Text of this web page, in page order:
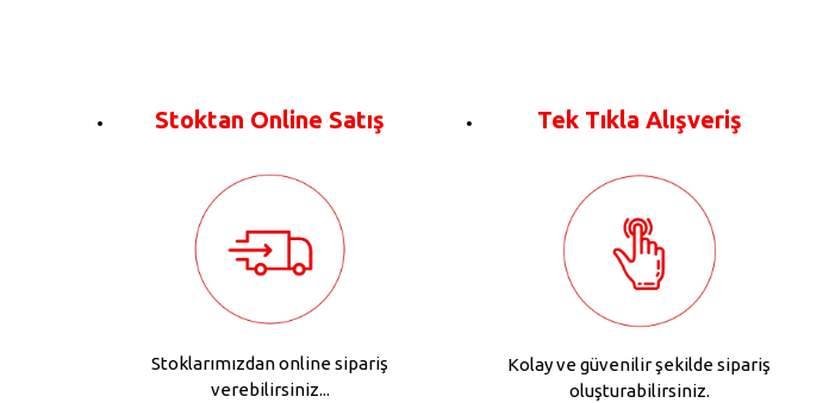
Stoktan Online Satış
Stoklarımızdan online sipariş
verebilirsiniz...
Tek Tıkla Alışveriş
Kolay ve güvenilir şekilde sipariş
oluşturabilirsiniz.